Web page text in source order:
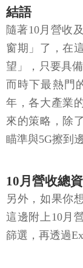
結語
隨著10月營收
窗期」了，在
望」，只要具
而時下最熱門
年，各大產業
來的策略，除
瞄準與5G擦到
10月營收總
另外，如果你
這邊附上10月
篩選，再透過